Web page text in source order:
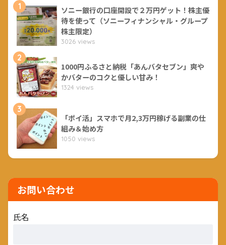
1
ソニー銀行の口座開設で２万円ゲット！株主優
待を使って（ソニーフィナンシャル・グループ
株主限定）
3026 views
2
1000円ふるさと納税「あんバタセブン」爽や
かバターのコクと優しい甘み！
1324 views
3
「ポイ活」スマホで月2,3万円稼げる副業の仕
組み＆始め方
1050 views
お問い合わせ
氏名